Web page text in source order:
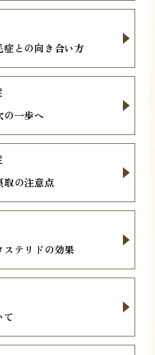
との向き合い方
の一歩へ
取の注意点
ステリドの効果
て